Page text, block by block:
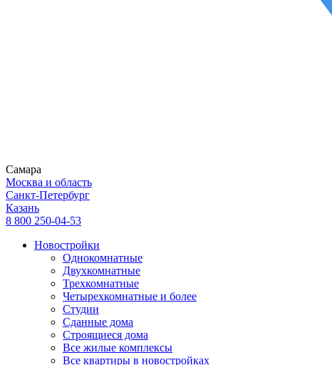
Самара
Москва и область
Санкт-Петербург
Казань
8 800 250-04-53
Новостройки
Однокомнатные
Двухкомнатные
Трехкомнатные
Четырехкомнатные и более
Студии
Сданные дома
Строящиеся дома
Все жилые комплексы
Все квартиры в новостройках